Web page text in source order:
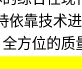
依靠技术
方位的